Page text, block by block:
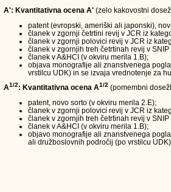
A': Kvantitativna ocena A' (zelo kakovostni
patent (evropski, ameriški ali japonski),
članek v zgornji četrtini revij v JCR iz
članek v zgornji polovici revij v JCR iz
članek v zgornjih treh četrtinah revij v
članek v A&HCI (v okviru merila 1.B);
objava monografije ali znanstvenega
vrstilcu UDK) in se izvaja vrednotenje za
A1/2: Kvantitativna ocena A1/2 (pomembni
patent, novo sorto (v okviru merila 2.E);
članek v zgornji polovici revij v JCR iz
članek v zgornjih treh četrtinah revij v
članek v A&HCI (v okviru merila 1.B);
objavo monografije ali znanstvenega
ali družboslovnih področij (po vrstilcu